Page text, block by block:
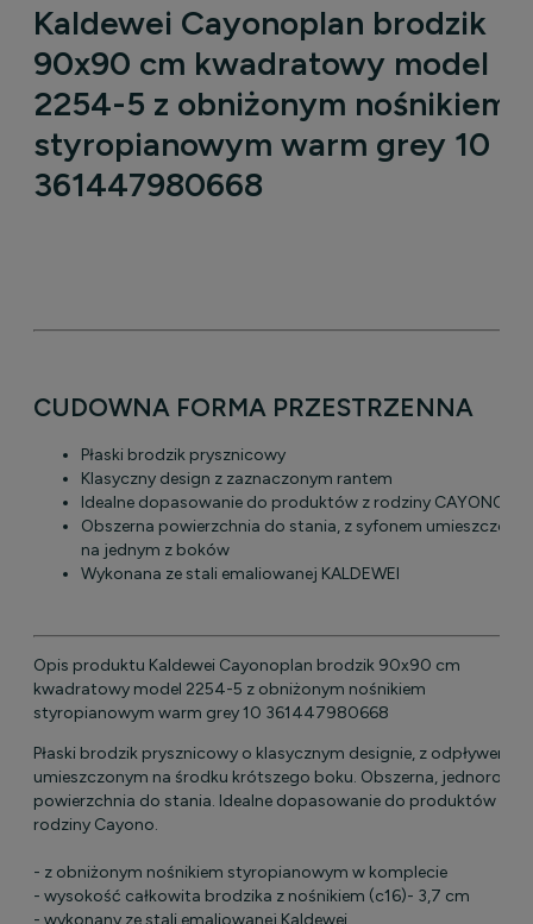
Kaldewei Cayonoplan brodzik
90x90 cm kwadratowy model
2254-5 z obniżonym nośnikiem
styropianowym warm grey 10
361447980668
CUDOWNA FORMA PRZESTRZENNA
Płaski brodzik prysznicowy
Klasyczny design z zaznaczonym rantem
Idealne dopasowanie do produktów z rodziny CAYONO
Obszerna powierzchnia do stania, z syfonem
na jednym z boków
Wykonana ze stali emaliowanej KALDEWEI
Opis produktu Kaldewei Cayonoplan brodzik 90x90 cm
kwadratowy model 2254-5 z obniżonym nośnikiem
styropianowym warm grey 10 361447980668
Płaski brodzik prysznicowy o klasycznym designie, z odpływem
umieszczonym na środku krótszego boku. Obszerna, jednorodna
powierzchnia do stania. Idealne dopasowanie do produktów z
rodziny Cayono.
- z obniżonym nośnikiem styropianowym w komplecie
- wysokość całkowita brodzika z nośnikiem (c16)- 3,7 cm
- wykonany ze stali emaliowanej Kaldewei